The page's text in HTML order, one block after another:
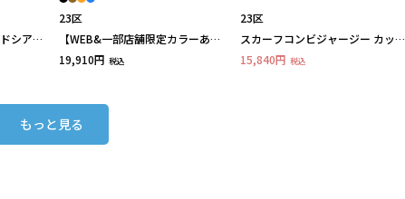
シアー
ース
23区
【WEB&一部店舗限定カラーあ
り/Lサイズ限定】レーヨンポリエ
ステルストレッチ Vネック ニット
19,910円 税込
23区
スカーフコンビジャージー カット
ソー
15,840円 税込
もっと見る